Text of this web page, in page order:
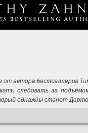
от автора бестселлеров
следовать за
однажды станет